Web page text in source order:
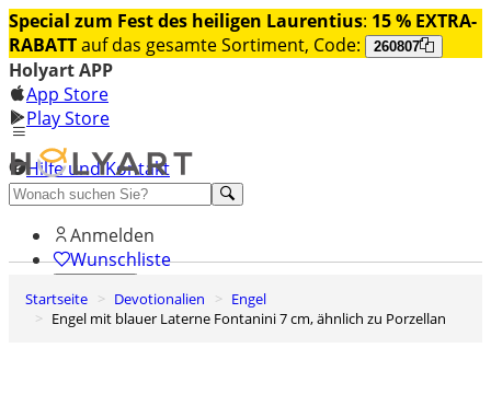
Special zum Fest des heiligen Laurentius: 15 % EXTRA-
RABATTauf das gesamte Sortiment, Code: 260807
Holyart APP
App Store
Play Store
Hilfe und Kontakt
Entdecken Sie Premium
Anmelden
Wunschliste
0
Warenkorb
Startseite Devotionalien
Engel
Engel mit blauer Laterne Fontanini 7 cm, ähnlich zu Porzellan